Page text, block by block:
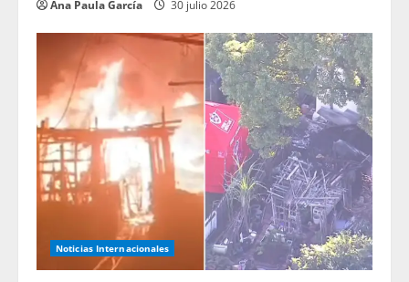
Ana Paula García 30 julio 2026
Noticias Internacionales